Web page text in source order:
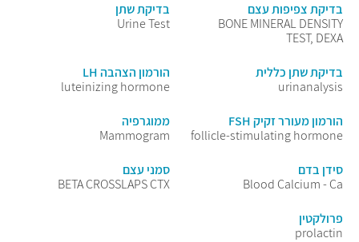
בדיקת צפיפות עצם
BONE MINERAL DENSITY
TEST, DEXA
בדיקת שתן
Urine Test
בדיקת שתן כללית
urinanalysis
הורמון הצהבה LH
luteinizing hormone
הורמון מעורר זקיק FSH
follicle-stimulating hormone
ממוגרפיה
Mammogram
סידן בדם
Blood Calcium - Ca
סמני עצם
BETA CROSSLAPS CTX
פרולקטין
prolactin